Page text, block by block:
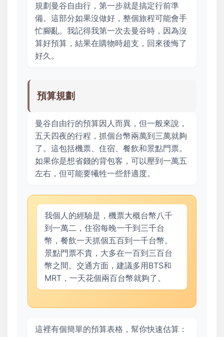
規劃曼谷自由行，第一步就是搞定行前準
備。這部分如果沒做好，整個旅程可能會手
忙腳亂。我記得我第一次去曼谷時，因為沒
算好預算，結果在購物時超支，回來後悔了
好久。
預算規劃
曼谷自由行的預算因人而異，但一般來說，
五天四夜的行程，抓個台幣兩萬到三萬就夠
了。這包括機票、住宿、餐飲和景點門票。
如果你是想省錢的背包客，可以壓到一萬五
左右，但可能要犧牲一些舒適度。
我個人的經驗是，機票大概台幣八千
到一萬二，住宿每晚一千到三千台
幣，餐飲一天抓個五百到一千台幣。
景點門票不貴，大多在一百到三百台
幣之間。交通方面，建議多用BTS和
MRT，一天花個兩百台幣就夠了。
這裡有個簡單的預算表格，幫你快速估算：